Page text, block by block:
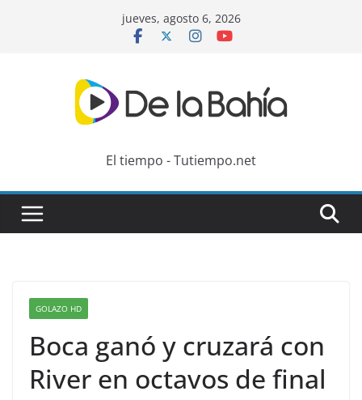
jueves, agosto 6, 2026
El tiempo - Tutiempo.net
GOLAZO HD
Boca ganó y cruzará con
River en octavos de final